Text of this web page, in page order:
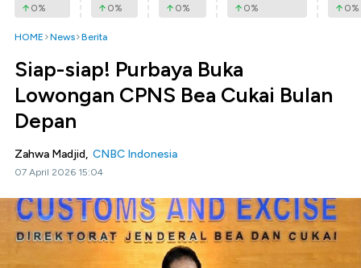
0% 0% 0% 0% 0%
HOME News Berita
Siap-siap! Purbaya Buka
Lowongan CPNS Bea Cukai Bulan
Depan
Zahwa Madjid, CNBC Indonesia
07 April 2026 15:04